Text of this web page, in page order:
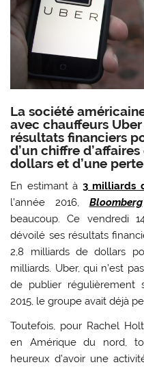
La société
avec chauffeurs
résultats financiers
d’un chiffre
dollars et d’une
En estimant à 3 milliards
l’année 2016, Bloomberg
beaucoup. Ce vendredi
dévoilé ses résultats
2,8 milliards de dollars
milliards. Uber, qui n’est
de publier régulièrement
2015, le groupe avait déjà
Toutefois, pour Rachel
en Amérique du nord,
heureux d’avoir une